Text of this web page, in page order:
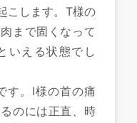
こします。T様の
まで固くなって
いえる状態でし
す。I様の首の痛
のには正直、時